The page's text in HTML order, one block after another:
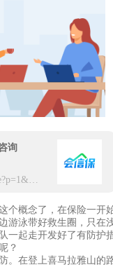
询
https://app.hxbaoxian.com/insurance?p=1&l=20&t=6&c=0&sourceType=web
个概念了，在保险一开
游泳带好救生圈，只在
一起走开发好了有防护
？
。在登上喜马拉雅山的